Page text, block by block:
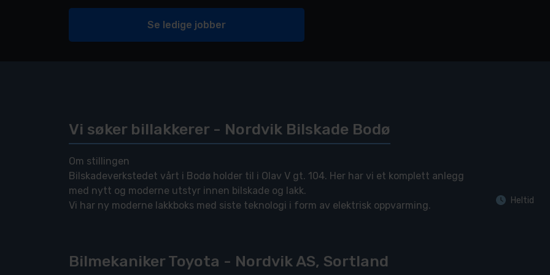
Se ledige jobber
Vi søker billakkerer - Nordvik Bilskade Bodø
Om stillingen
Bilskadeverkstedet vårt i Bodø holder til i Olav V gt. 104. Her har vi et komplett anlegg
med nytt og moderne utstyr innen bilskade og lakk.
Vi har ny moderne lakkboks med siste teknologi i form av elektrisk oppvarming.
det siste i produkter vil bli brukt.
Heltid
Bilmekaniker Toyota - Nordvik AS, Sortland